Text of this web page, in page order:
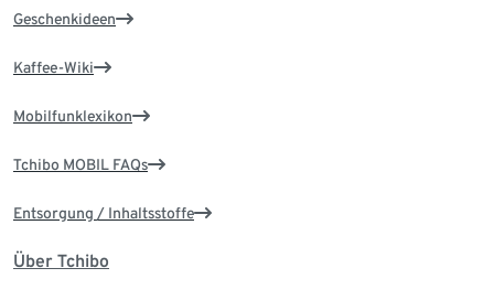
Geschenkideen
Kaffee-Wiki
Mobilfunklexikon
Tchibo MOBIL FAQs
Entsorgung / Inhaltsstoffe
Über Tchibo